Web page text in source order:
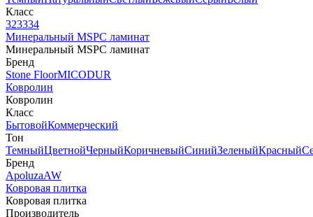
Класс
323334
Минеральный MSPC ламинат
Минеральный MSPC ламинат
Бренд
Stone FloorMICODUR
Ковролин
Ковролин
Класс
БытовойКоммерческий
Тон
ТемныйЦветнойЧерныйКоричневыйСинийЗеленыйКрасный
Бренд
ApoluzaAW
Ковровая плитка
Ковровая плитка
Производитель